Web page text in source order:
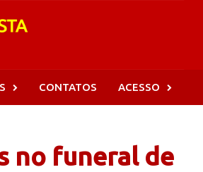
CONTATOS ACESSO
no funeral de